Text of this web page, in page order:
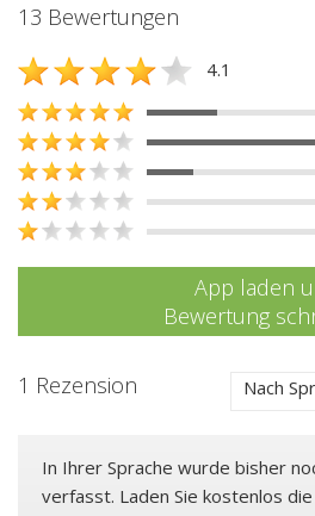
13 Bewertungen
4.1
App laden
Bewertung
1 Rezension Nach
In Ihrer Sprache wurde bisher
verfasst. Laden Sie kostenlos